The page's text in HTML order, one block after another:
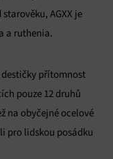
AGXX je
a ruthenia.
destičky přítomnost
pouze 12 druhů
na obyčejné ocelové
pro lidskou posádku